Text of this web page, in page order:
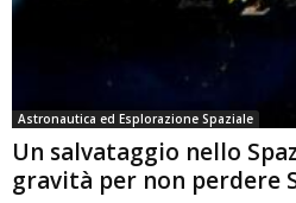
Astronautica ed Esplorazione Spaziale
Un salvataggio nello
gravità per non perdere